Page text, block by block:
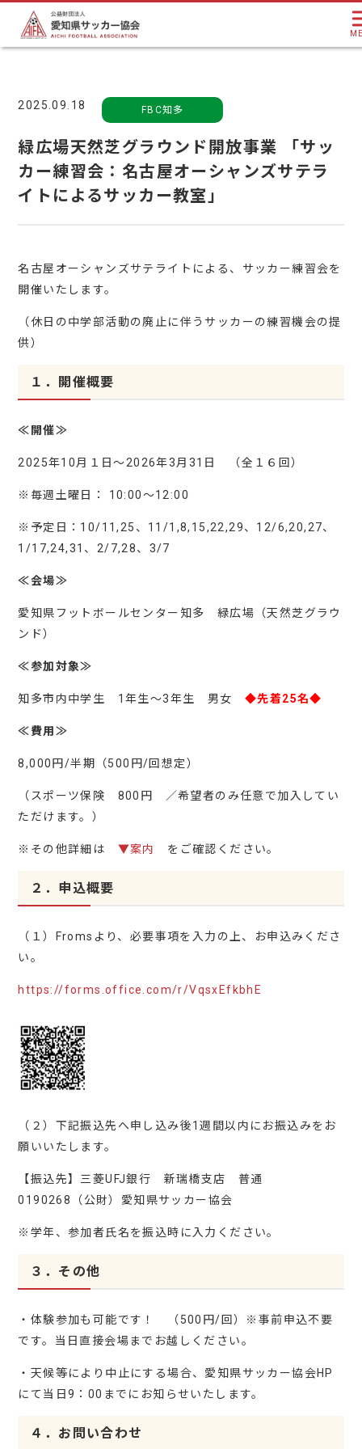
2025.09.18 FBC知多
緑広場天然芝グラウンド開放事業 「サッ
カー練習会：名古屋オーシャンズサテラ
イトによるサッカー教室」
名古屋オーシャンズサテライトによる、サッカー練習会を
開催いたします。
（休日の中学部活動の廃止に伴うサッカーの練習機会の提
供）
１．開催概要
≪開催≫
2025年10月１日～2026年3月31日 （全１６回）
※毎週土曜日： 10:00～12:00
※予定日：10/11,25、11/1,8,15,22,29、12/6,20,27、
1/17,24,31、2/7,28、3/7
≪会場≫
愛知県フットボールセンター知多 緑広場（天然芝グラウ
ンド）
≪参加対象≫
知多市内中学生 1年生～3年生 男女 ◆先着25名◆
≪費用≫
8,000円/半期（500円/回想定）
（スポーツ保険 800円 ／希望者のみ任意で加入してい
ただけます。）
※その他詳細は ▼案内 をご確認ください。
２．申込概要
（１）Fromsより、必要事項を入力の上、お申込みくださ
い。
https://forms.office.com/r/VqsxEfkbhE
（２）下記振込先へ申し込み後1週間以内にお振込みをお
願いいたします。
【振込先】三菱UFJ銀行 新瑞橋支店 普通
0190268（公財）愛知県サッカー協会
※学年、参加者氏名を振込時に入力ください。
３．その他
・体験参加も可能です！ （500円/回）※事前申込不要
です。当日直接会場までお越しください。
・天候等により中止にする場合、愛知県サッカー協会HP
にて当日9：00までにお知らせいたします。
４．お問い合わせ